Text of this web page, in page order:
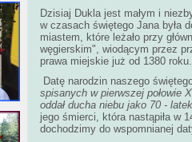
Dzisiaj Dukla jest małym i
w czasach świętego Jana była
miastem, które leżało przy
węgierskim", wiodącym przez
prawa miejskie już od 1380 roku.
Datę narodzin naszego
spisanych w pierwszej połowie
oddał ducha niebu jako 70 -
jego śmierci, która nastąpiła w
dochodzimy do wspomnianej